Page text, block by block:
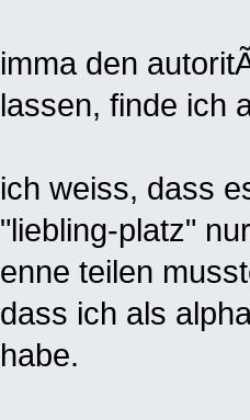
imma den
lassen, finde ich
ich weiss, dass
"liebling-platz"
enne teilen
dass ich als
habe.